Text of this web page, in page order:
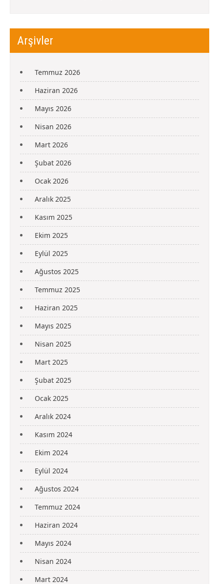
Arşivler
Temmuz 2026
Haziran 2026
Mayıs 2026
Nisan 2026
Mart 2026
Şubat 2026
Ocak 2026
Aralık 2025
Kasım 2025
Ekim 2025
Eylül 2025
Ağustos 2025
Temmuz 2025
Haziran 2025
Mayıs 2025
Nisan 2025
Mart 2025
Şubat 2025
Ocak 2025
Aralık 2024
Kasım 2024
Ekim 2024
Eylül 2024
Ağustos 2024
Temmuz 2024
Haziran 2024
Mayıs 2024
Nisan 2024
Mart 2024